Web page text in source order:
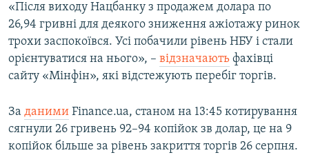
«Після виходу Нацбанку з продажем долара по
26,94 гривні для деякого зниження ажіотажу ринок
трохи заспокоївся. Усі побачили рівень НБУ і стали
орієнтуватися на нього», – відзначають фахівці
сайту «Мінфін», які відстежують перебіг торгів.
За даними Finance.ua, станом на 13:45 котирування
сягнули 26 гривень 92–94 копійок зв долар, це на 9
копійок більше за рівень закриття торгів 26 серпня.